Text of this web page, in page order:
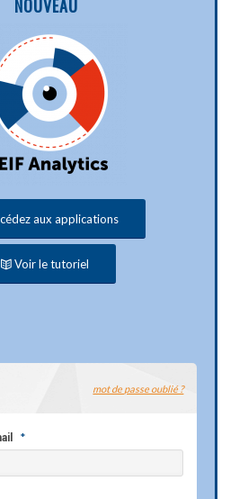
NOUVEAU
aux applications
Voir le tutoriel
mot de passe oublié ?
*